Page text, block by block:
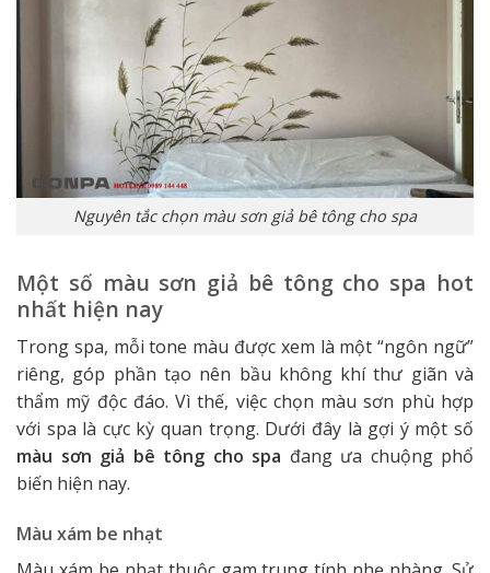
Nguyên tắc chọn màu sơn giả bê tông cho spa
Một số màu sơn giả bê tông cho spa hot
nhất hiện nay
Trong spa, mỗi tone màu được xem là một “ngôn ngữ”
riêng, góp phần tạo nên bầu không khí thư giãn và
thẩm mỹ độc đáo. Vì thế, việc chọn màu sơn phù hợp
với spa là cực kỳ quan trọng. Dưới đây là gợi ý một số
màu sơn giả bê tông cho spa đang ưa chuộng phổ
biến hiện nay.
Màu xám be nhạt